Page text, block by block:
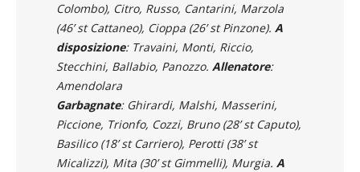
Colombo), Citro, Russo, Cantarini, Marzola
(46’ st Cattaneo), Cioppa (26’ st Pinzone). A
disposizione: Travaini, Monti, Riccio,
Stecchini, Ballabio, Panozzo. Allenatore:
Amendolara
Garbagnate: Ghirardi, Malshi, Masserini,
Piccione, Trionfo, Cozzi, Bruno (28’ st Caputo),
Basilico (18’ st Carriero), Perotti (38’ st
Micalizzi), Mita (30’ st Gimmelli), Murgia. A